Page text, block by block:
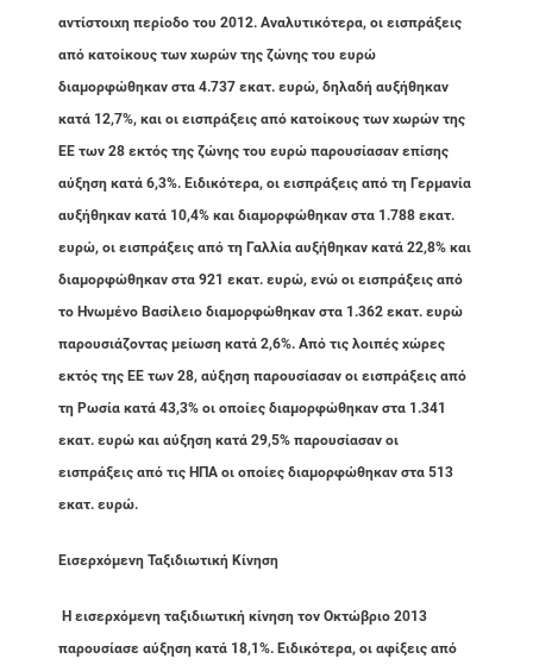
αντίστοιχη περίοδο του 2012. Αναλυτικότερα, οι εισπράξεις
από κατοίκους των χωρών της ζώνης του ευρώ
διαμορφώθηκαν στα 4.737 εκατ. ευρώ, δηλαδή αυξήθηκαν
κατά 12,7%, και οι εισπράξεις από κατοίκους των χωρών της
ΕΕ των 28 εκτός της ζώνης του ευρώ παρουσίασαν επίσης
αύξηση κατά 6,3%. Ειδικότερα, οι εισπράξεις από τη Γερμανία
αυξήθηκαν κατά 10,4% και διαμορφώθηκαν στα 1.788 εκατ.
ευρώ, οι εισπράξεις από τη Γαλλία αυξήθηκαν κατά 22,8% και
διαμορφώθηκαν στα 921 εκατ. ευρώ, ενώ οι εισπράξεις από
το Ηνωμένο Βασίλειο διαμορφώθηκαν στα 1.362 εκατ. ευρώ
παρουσιάζοντας μείωση κατά 2,6%. Από τις λοιπές χώρες
εκτός της ΕΕ των 28, αύξηση παρουσίασαν οι εισπράξεις από
τη Ρωσία κατά 43,3% οι οποίες διαμορφώθηκαν στα 1.341
εκατ. ευρώ και αύξηση κατά 29,5% παρουσίασαν οι
εισπράξεις από τις ΗΠΑ οι οποίες διαμορφώθηκαν στα 513
εκατ. ευρώ.
Εισερχόμενη Ταξιδιωτική Κίνηση
Η εισερχόμενη ταξιδιωτική κίνηση τον Οκτώβριο 2013
παρουσίασε αύξηση κατά 18,1%. Ειδικότερα, οι αφίξεις από